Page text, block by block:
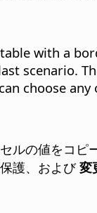
with a
scenario.
choose
ルの値をコピ
護、および変